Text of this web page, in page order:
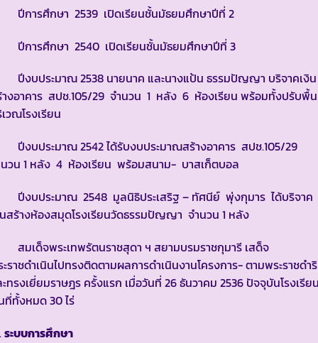
ารศึกษา 2539 เปิดเรียนชั้นมัธยมศึกษาปีที่ 2
ารศึกษา 2540 เปิดเรียนชั้นมัธยมศึกษาปีที่ 3
บประมาณ 2538 นายนาค และนางแป้น ธรรมปัญญา บริจาคเงิน
งอาคาร สปช.105/29 จำนวน 1 หลัง 6 ห้องเรียน พร้อมทั้งปรับพื้
วณโรงเรียน
บประมาณ 2542 ได้รับงบประมาณสร้างอาคาร สปช.105/29
วน 1 หลัง 4 ห้องเรียน พร้อมสนาม- บาสเก็ตบอล
บประมาณ 2548 มูลนิธิประเสริฐ – ทัศนีย์ พุ่งกุมาร ได้บริจาค
สร้างห้องสมุดโรงเรียนวัดธรรมปัญญา จำนวน 1 หลัง
เด็จพระเทพรัตนราชสุดา ฯ สยามบรมราชกุมารี เสด็จ
ราชดำเนินไปทรงติดตามผลการดำเนินงานโครงการ- ตามพระราชดำริ
ทรงเยี่ยมราษฎร ครั้งแรก เมื่อวันที่ 26 ธันวาคม 2536 ปัจจุบันโรงเรีย
ทั้งหมด 30 ไร่
ระบบการศึกษา